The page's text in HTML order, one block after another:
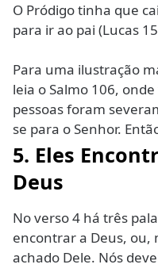
O Pródigo tinha que
para ir ao pai (Lucas
Para uma ilustração
leia o Salmo 106,
pessoas foram
se para o Senhor.
5. Eles
Deus
No verso 4 há três
encontrar a Deus, ou,
achado Dele. Nós